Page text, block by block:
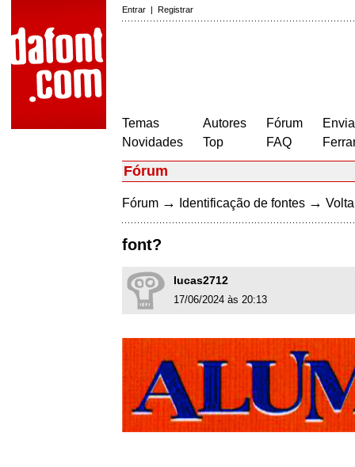
Entrar | Registrar
Temas
Novidades
Autores
Top
Fórum
FAQ
Fórum
Fórum → Identificação de fontes →
font?
lucas2712
17/06/2024 às 20:13